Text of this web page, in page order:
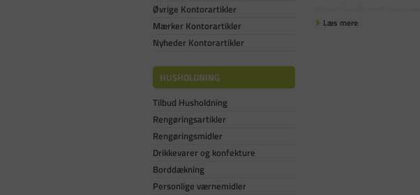
Øvrige Kontorartikler
Mærker Kontorartikler
Nyheder Kontorartikler
HUSHOLDNING
Tilbud Husholdning
Rengøringsartikler
Rengøringsmidler
Drikkevarer og konfekture
Borddækning
Personlige værnemidler
Læs mere